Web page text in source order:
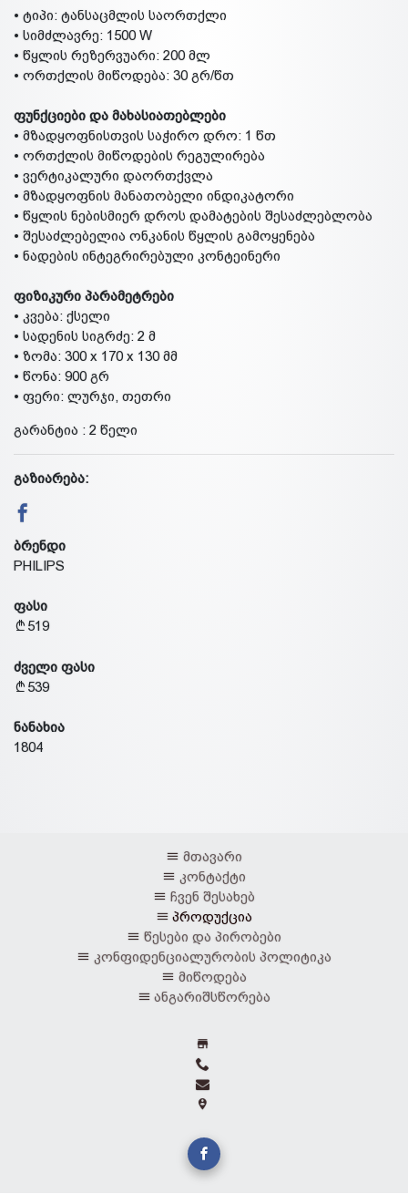
• ტიპი: ტანსაცმლის საორთქლი
• სიმძლავრე: 1500 W
• წყლის რეზერვუარი: 200 მლ
• ორთქლის მიწოდება: 30 გრ/წთ
ფუნქციები და მახასიათებლები
• მზადყოფნისთვის საჭირო დრო: 1 წთ
• ორთქლის მიწოდების რეგულირება
• ვერტიკალური დაორთქვლა
• მზადყოფნის მანათობელი ინდიკატორი
• წყლის ნებისმიერ დროს დამატების შესაძლებლობა
• შესაძლებელია ონკანის წყლის გამოყენება
• ნადების ინტეგრირებული კონტეინერი
ფიზიკური პარამეტრები
• კვება: ქსელი
• სადენის სიგრძე: 2 მ
• ზომა: 300 x 170 x 130 მმ
• წონა: 900 გრ
• ფერი: ლურჯი, თეთრი
გარანტია : 2 წელი
გაზიარება:
ბრენდი
PHILIPS
ფასი
519
ძველი ფასი
539
ნანახია
1804
მთავარი
კონტაქტი
ჩვენ შესახებ
პროდუქცია
წესები და პირობები
კონფიდენციალურობის პოლიტიკა
მიწოდება
ანგარიშსწორება